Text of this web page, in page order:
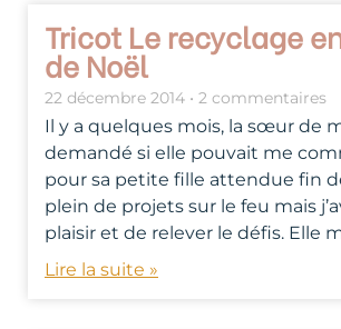
Tricot Le recyclage
de Noël
22 décembre 2014 2 commentaires
Il y a quelques mois, la sœur de
demandé si elle pouvait me
pour sa petite fille attendue fin
plein de projets sur le feu mais
plaisir et de relever le défis. Elle
Lire la suite »